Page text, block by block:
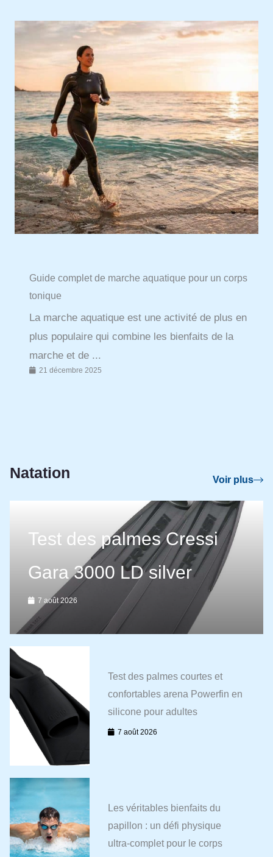
Guide complet de marche aquatique pour un corps
tonique
La marche aquatique est une activité de plus en
plus populaire qui combine les bienfaits de la
marche et de ...
21 décembre 2025
Natation Voir plus
Test des palmes Cressi
Gara 3000 LD silver
7 août 2026
Test des palmes courtes et
confortables arena Powerfin en
silicone pour adultes
7 août 2026
Les véritables bienfaits du
papillon : un défi physique
ultra-complet pour le corps